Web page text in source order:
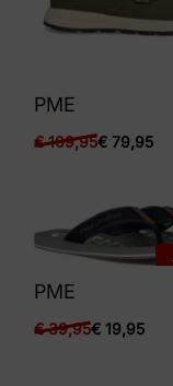
PME
€109,95€ 79,95
PME
€39,95€ 19,95